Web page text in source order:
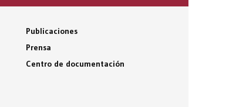
Publicaciones
Prensa
Centro de documentación